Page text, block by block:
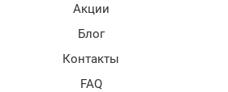
Акции
Блог
Контакты
FAQ